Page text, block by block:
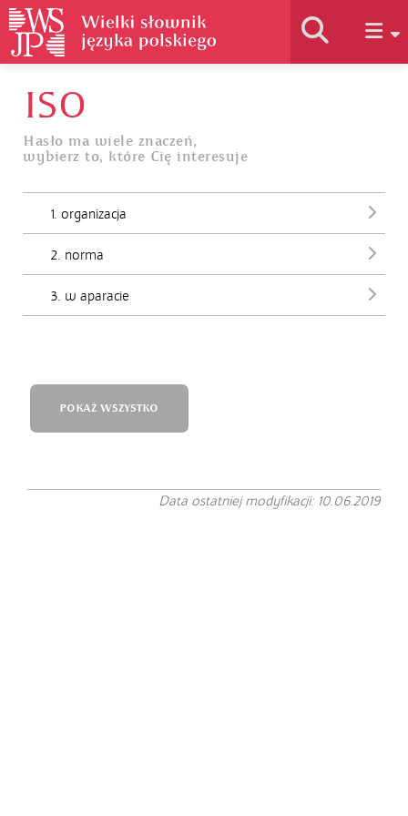
Jak korzystać
ISO
Hasło ma wiele znaczeń,
wybierz to, które Cię interesuje
1. organizacja
2. norma
3. w aparacie
POKAŻ WSZYSTKO
Data ostatniej modyfikacji: 10.06.2019